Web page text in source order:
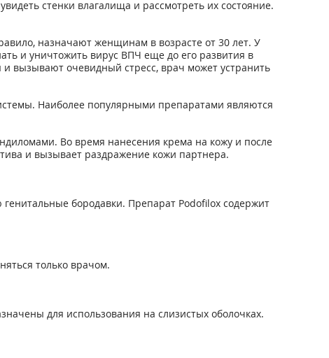
стенки влагалища и рассмотреть их состояние.
назначают женщинам в возрасте от 30 лет. У
и уничтожить вирус ВПЧ еще до его развития в
вызывают очевидный стресс, врач может устранить
Наиболее популярными препаратами являются
Во время нанесения крема на кожу и после
и вызывает раздражение кожи партнера.
бородавки. Препарат Podofilox содержит
только врачом.
для использования на слизистых оболочках.